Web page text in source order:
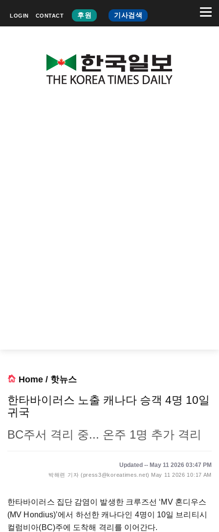
LOGIN CONTACT 후원 기사검색
Home / 핫뉴스
한타바이러스 노출 캐나다 승객 4명 10일
귀국
BC주서 격리 중... 온주 1명 추가 격리
Updated -- May 11 2026 03:47 PM
박해련 기자 (press3@koreatimes.net) May 11 2026 10:17 AM
한타바이러스 집단 감염이 발생한 크루즈선 ‘MV 혼디우스
(MV Hondius)’에서 하선한 캐나다인 4명이 10일 브리티시
컬럼비아(BC)주에 도착해 격리를 이어간다.